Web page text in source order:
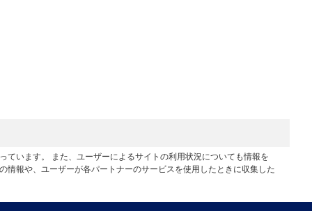
います。 また、ユーザーによるサイトの利用状況についても情報を
報や、ユーザーが各パートナーのサービスを使用したときに収集した